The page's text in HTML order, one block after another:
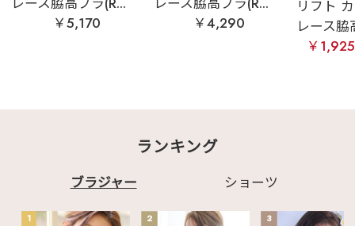
￥5,170
￥4,290
リフト
レース脇
￥
ランキング
ブラジャー ショーツ
1 2 3